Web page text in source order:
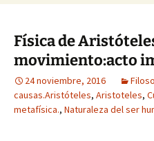
Física de
movimiento:acto
24 noviembre, 2016
causas.Aristóteles, Aristoteles,
metafísica., Naturaleza del ser